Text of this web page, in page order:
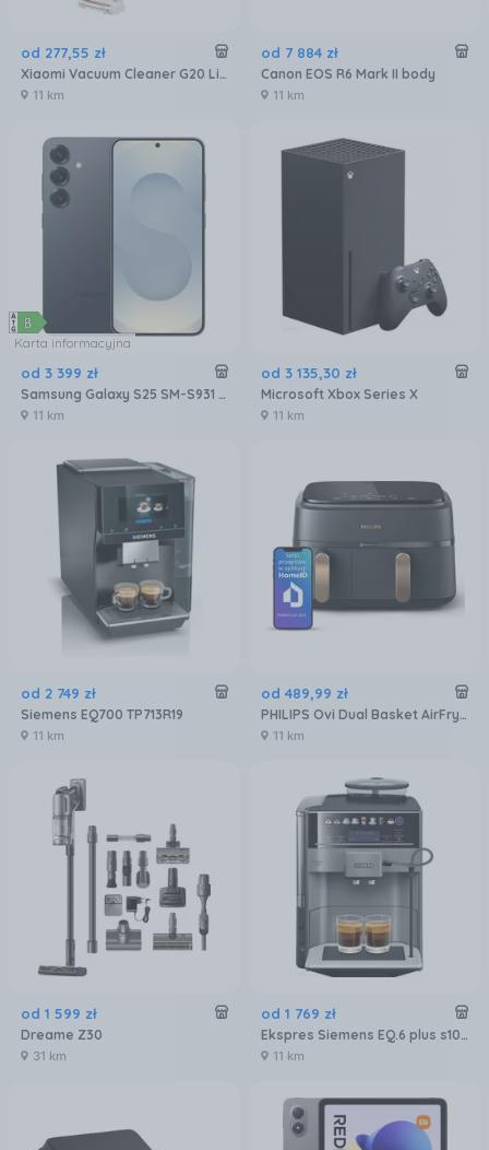
od 277,55 zł
Xiaomi Vacuum Cleaner G20 Lite
11 km
od 7 884 zł
Canon EOS R6 Mark II body
11 km
Karta informacyjna
od 3 399 zł
Samsung Galaxy S25 SM-S931 12/256GB Czarny
11 km
od 3 135,30 zł
Microsoft Xbox Series X
11 km
od 2 749 zł
Siemens EQ700 TP713R19
11 km
od 489,99 zł
PHILIPS Ovi Dual Basket AirFryer NA352/00
11 km
od 1 599 zł
Dreame Z30
31 km
od 1 769 zł
Ekspres Siemens EQ.6 plus s100 TE651209RW
11 km